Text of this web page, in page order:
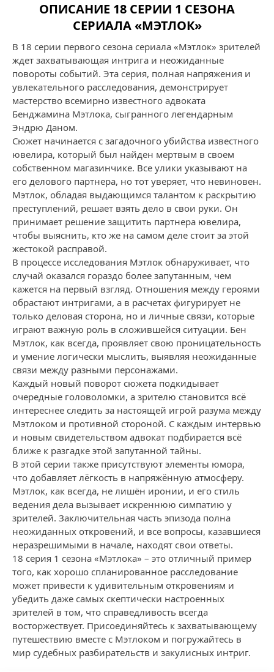
ОПИСАНИЕ 18 СЕРИИ 1 СЕЗОНА
СЕРИАЛА «МЭТЛОК»
В 18 серии первого сезона сериала «Мэтлок» зрителей
ждет захватывающая интрига и неожиданные
повороты событий. Эта серия, полная напряжения и
увлекательного расследования, демонстрирует
мастерство всемирно известного адвоката
Бенджамина Мэтлока, сыгранного легендарным
Эндрю Даном.
Сюжет начинается с загадочного убийства известного
ювелира, который был найден мертвым в своем
собственном магазинчике. Все улики указывают на
его делового партнера, но тот уверяет, что невиновен.
Мэтлок, обладая выдающимся талантом к раскрытию
преступлений, решает взять дело в свои руки. Он
принимает решение защитить партнера ювелира,
чтобы выяснить, кто же на самом деле стоит за этой
жестокой расправой.
В процессе исследования Мэтлок обнаруживает, что
случай оказался гораздо более запутанным, чем
кажется на первый взгляд. Отношения между героями
обрастают интригами, а в расчетах фигурирует не
только деловая сторона, но и личные связи, которые
играют важную роль в сложившейся ситуации. Бен
Мэтлок, как всегда, проявляет свою проницательность
и умение логически мыслить, выявляя неожиданные
связи между разными персонажами.
Каждый новый поворот сюжета подкидывает
очередные головоломки, а зрителю становится всё
интереснее следить за настоящей игрой разума между
Мэтлоком и противной стороной. С каждым интервью
и новым свидетельством адвокат подбирается всё
ближе к разгадке этой запутанной тайны.
В этой серии также присутствуют элементы юмора,
что добавляет лёгкость в напряжённую атмосферу.
Мэтлок, как всегда, не лишён иронии, и его стиль
ведения дела вызывает искреннюю симпатию у
зрителей. Заключительная часть эпизода полна
неожиданных откровений, и все вопросы, казавшиеся
неразрешимыми в начале, находят свои ответы.
18 серия 1 сезона «Мэтлока» – это отличный пример
того, как хорошо спланированное расследование
может привести к удивительным откровениям и
убедить даже самых скептически настроенных
зрителей в том, что справедливость всегда
восторжествует. Присоединяйтесь к захватывающему
путешествию вместе с Мэтлоком и погружайтесь в
мир судебных разбирательств и закулисных интриг.